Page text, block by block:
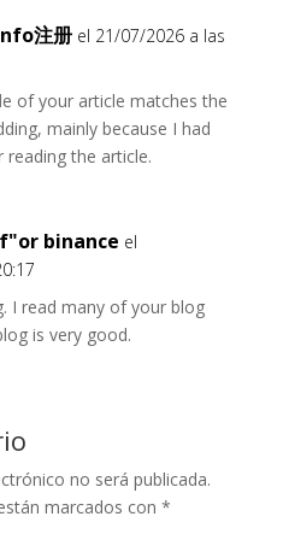
注册 el 21/07/2026 a las
of your article matches the
mainly because I had
the article.
binance el
I read many of your blog
is very good.
no será publicada.
marcados con *